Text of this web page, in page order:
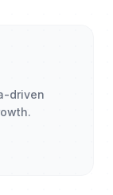
driven